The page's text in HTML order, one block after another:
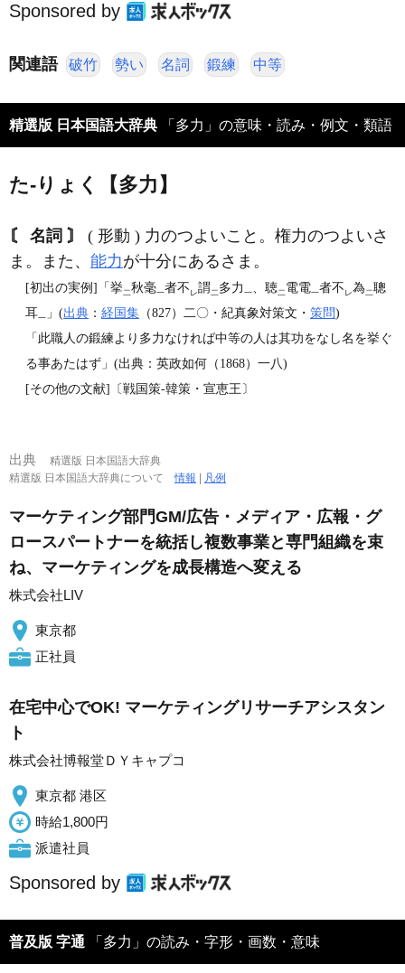
Sponsored by
関連語 破竹 勢い 名詞 鍛練 中等
精選版 日本国語大辞典 「多力」の意味・読み・例文・類語
た‐りょく【多力】
〘 名詞 〙
( 形動 ) 力のつよいこと。権力のつよいさ
ま。また、 能力が十分にあるさま。
[初出の実例]「挙 二秋毫一者不 レ謂二 多力 一 、聴二 電電一者不 レ為 二聰
耳一 」(出典 ： 経国集 （827）二〇・紀真象対策文・ 策問)
「此職人の鍛練より多力なければ中等の人は其功をなし名を挙ぐ
る事あたはず」(出典：英政如何（1868）一八)
[その他の文献]〔戦国策‐韓策・宣恵王〕
出典
精選版 日本国語大辞典
精選版 日本国語大辞典について情報 | 凡例
マーケティング部門GM/広告・メディア・広報・グ
ロースパートナーを統括し複数事業と専門組織を束
ね、マーケティングを成長構造へ変える
株式会社LIV
東京都
正社員
在宅中心でOK! マーケティングリサーチアシスタン
ト
株式会社博報堂ＤＹキャプコ
東京都 港区
時給1,800円
派遣社員
Sponsored by
普及版 字通 「多力」の読み・字形・画数・意味